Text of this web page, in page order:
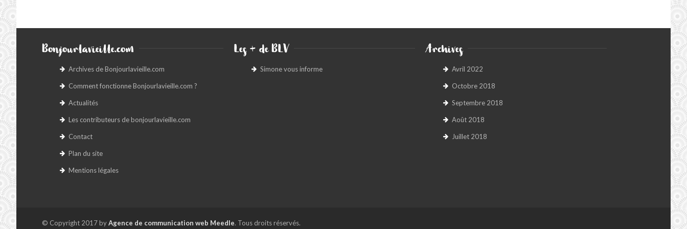
Bonjourlavieille.com
Archives de Bonjourlavieille.com
Comment fonctionne Bonjourlavieille.com ?
Actualités
Les contributeurs de bonjourlavieille.com
Contact
Plan du site
Mentions légales
Les + de BLV
Simone vous informe
Archives
Avril 2022
Octobre 2018
Septembre 2018
Août 2018
Juillet 2018
© Copyright 2017 byAgence de communication web Meedle. Tous droits réservés.